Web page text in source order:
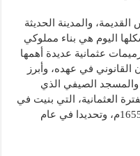
والمدينة الحديثة
اليوم هي بناء مملوكي
عثمانية عديدة أهمها
في عهده، وأبرز
والمسجد الصيفي الذي
العثمانية، التي بنيت في
زمن السلطان محمد باشا وذلك عام 1655م، وتحديدا في عام